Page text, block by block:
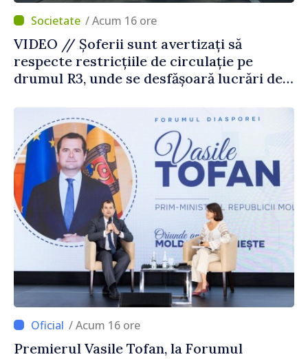
/ Acum 16 ore
VIDEO // Șoferii sunt avertizați să
respecte restricțiile de circulație pe
drumul R3, unde se desfășoară lucrări de
/ Acum 16 ore
Premierul Vasile Tofan, la Forumul